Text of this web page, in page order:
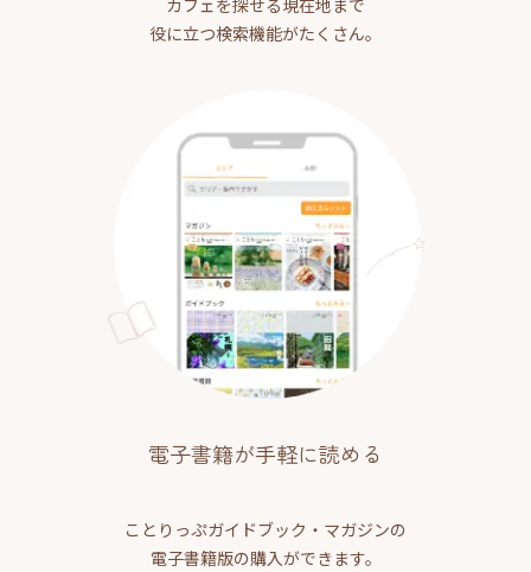
役に立つ検索機能がたくさん。
電子書籍が手軽に読める
ことりっぷガイドブック・マガジンの
電子書籍版の購入ができます。